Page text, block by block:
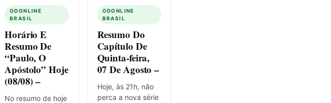
ODONLINE
BRASIL
Horário E
Resumo De
“Paulo, O
Apóstolo” Hoje
(08/08) –
No resumo de hoje
ODONLINE
BRASIL
Resumo Do
Capítulo De
Quinta-feira,
07 De Agosto –
Hoje, às 21h, não
perca a nova série